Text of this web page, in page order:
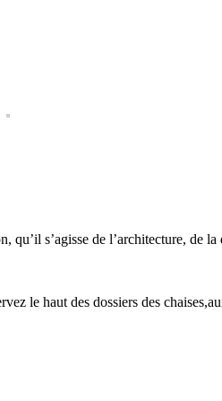
s’agisse de l’architecture, de
le haut des dossiers des